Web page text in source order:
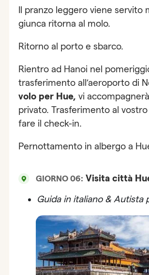
Il pranzo leggero viene servito
giunca ritorna al molo.
Ritorno al porto e sbarco.
Rientro ad Hanoi nel
trasferimento all’aeroporto di
volo per Hue, vi
privato. Trasferimento al
fare il check-in.
Pernottamento in albergo a
GIORNO 06: Visita città
Guida in italiano & Autista